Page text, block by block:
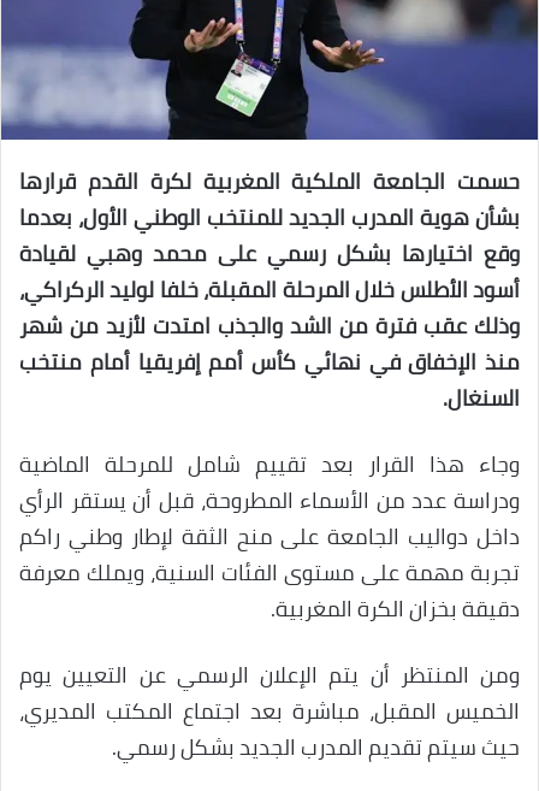
حسمت الجامعة الملكية المغربية لكرة القدم قرارها
بشأن هوية المدرب الجديد للمنتخب الوطني الأول، بعدما
وقع اختيارها بشكل رسمي على محمد وهبي لقيادة
أسود الأطلس خلال المرحلة المقبلة، خلفا لوليد الركراكي،
وذلك عقب فترة من الشد والجذب امتدت لأزيد من شهر
منذ الإخفاق في نهائي كأس أمم إفريقيا أمام منتخب
السنغال.
وجاء هذا القرار بعد تقييم شامل للمرحلة الماضية
ودراسة عدد من الأسماء المطروحة، قبل أن يستقر الرأي
داخل دواليب الجامعة على منح الثقة لإطار وطني راكم
تجربة مهمة على مستوى الفئات السنية، ويملك معرفة
دقيقة بخزان الكرة المغربية.
ومن المنتظر أن يتم الإعلان الرسمي عن التعيين يوم
الخميس المقبل، مباشرة بعد اجتماع المكتب المديري،
حيث سيتم تقديم المدرب الجديد بشكل رسمي.